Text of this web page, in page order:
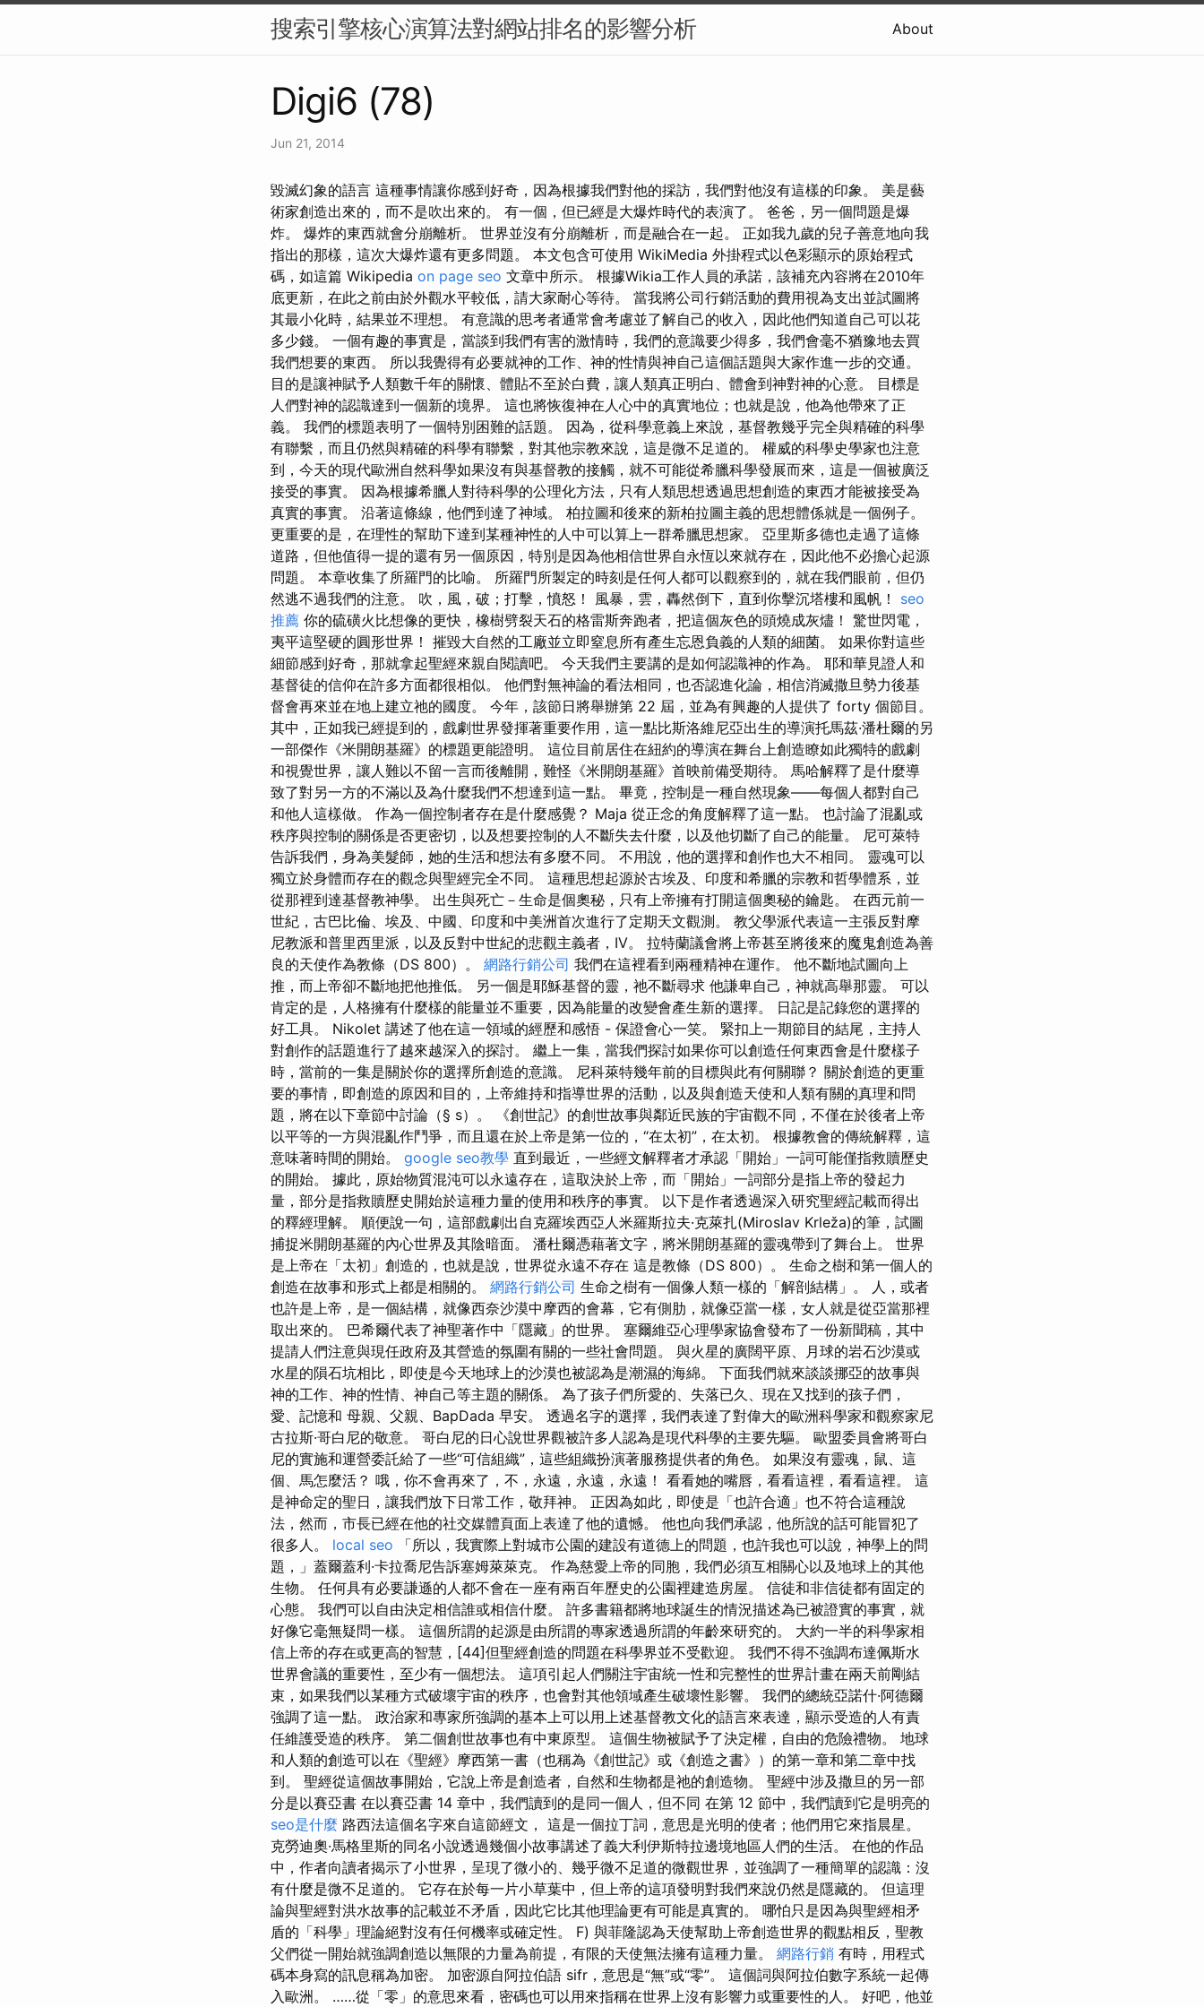
搜索引擎核心演算法對網站排名的影響分析 About
Digi6 (78)
Jun 21, 2014
毀滅幻象的語言 這種事情讓你感到好奇，因為根據我們對他的採訪，我們對他沒有這樣的印象。 美是藝
術家創造出來的，而不是吹出來的。 有一個，但已經是大爆炸時代的表演了。 爸爸，另一個問題是爆
炸。 爆炸的東西就會分崩離析。 世界並沒有分崩離析，而是融合在一起。 正如我九歲的兒子善意地向我
指出的那樣，這次大爆炸還有更多問題。 本文包含可使用 WikiMedia 外掛程式以色彩顯示的原始程式
碼，如這篇 Wikipedia on page seo 文章中所示。 根據Wikia工作人員的承諾，該補充內容將在2010年
底更新，在此之前由於外觀水平較低，請大家耐心等待。 當我將公司行銷活動的費用視為支出並試圖將
其最小化時，結果並不理想。 有意識的思考者通常會考慮並了解自己的收入，因此他們知道自己可以花
多少錢。 一個有趣的事實是，當談到我們有害的激情時，我們的意識要少得多，我們會毫不猶豫地去買
我們想要的東西。 所以我覺得有必要就神的工作、神的性情與神自己這個話題與大家作進一步的交通。
目的是讓神賦予人類數千年的關懷、體貼不至於白費，讓人類真正明白、體會到神對神的心意。 目標是
人們對神的認識達到一個新的境界。 這也將恢復神在人心中的真實地位；也就是說，他為他帶來了正
義。 我們的標題表明了一個特別困難的話題。 因為，從科學意義上來說，基督教幾乎完全與精確的科學
有聯繫，而且仍然與精確的科學有聯繫，對其他宗教來說，這是微不足道的。 權威的科學史學家也注意
到，今天的現代歐洲自然科學如果沒有與基督教的接觸，就不可能從希臘科學發展而來，這是一個被廣泛
接受的事實。 因為根據希臘人對待科學的公理化方法，只有人類思想透過思想創造的東西才能被接受為
真實的事實。 沿著這條線，他們到達了神域。 柏拉圖和後來的新柏拉圖主義的思想體係就是一個例子。
更重要的是，在理性的幫助下達到某種神性的人中可以算上一群希臘思想家。 亞里斯多德也走過了這條
道路，但他值得一提的還有另一個原因，特別是因為他相信世界自永恆以來就存在，因此他不必擔心起源
問題。 本章收集了所羅門的比喻。 所羅門所製定的時刻是任何人都可以觀察到的，就在我們眼前，但仍
然逃不過我們的注意。 吹，風，破；打擊，憤怒！ 風暴，雲，轟然倒下，直到你擊沉塔樓和風帆！ seo
推薦 你的硫磺火比想像的更快，橡樹劈裂天石的格雷斯奔跑者，把這個灰色的頭燒成灰燼！ 驚世閃電，
夷平這堅硬的圓形世界！ 摧毀大自然的工廠並立即窒息所有產生忘恩負義的人類的細菌。 如果你對這些
細節感到好奇，那就拿起聖經來親自閱讀吧。 今天我們主要講的是如何認識神的作為。 耶和華見證人和
基督徒的信仰在許多方面都很相似。 他們對無神論的看法相同，也否認進化論，相信消滅撒旦勢力後基
督會再來並在地上建立祂的國度。 今年，該節日將舉辦第 22 屆，並為有興趣的人提供了 forty 個節目。
其中，正如我已經提到的，戲劇世界發揮著重要作用，這一點比斯洛維尼亞出生的導演托馬茲·潘杜爾的另
一部傑作《米開朗基羅》的標題更能證明。 這位目前居住在紐約的導演在舞台上創造瞭如此獨特的戲劇
和視覺世界，讓人難以不留一言而後離開，難怪《米開朗基羅》首映前備受期待。 馬哈解釋了是什麼導
致了對另一方的不滿以及為什麼我們不想達到這一點。 畢竟，控制是一種自然現象——每個人都對自己
和他人這樣做。 作為一個控制者存在是什麼感覺？ Maja 從正念的角度解釋了這一點。 也討論了混亂或
秩序與控制的關係是否更密切，以及想要控制的人不斷失去什麼，以及他切斷了自己的能量。 尼可萊特
告訴我們，身為美髮師，她的生活和想法有多麼不同。 不用說，他的選擇和創作也大不相同。 靈魂可以
獨立於身體而存在的觀念與聖經完全不同。 這種思想起源於古埃及、印度和希臘的宗教和哲學體系，並
從那裡到達基督教神學。 出生與死亡－生命是個奧秘，只有上帝擁有打開這個奧秘的鑰匙。 在西元前一
世紀，古巴比倫、埃及、中國、印度和中美洲首次進行了定期天文觀測。 教父學派代表這一主張反對摩
尼教派和普里西里派，以及反對中世紀的悲觀主義者，IV。 拉特蘭議會將上帝甚至將後來的魔鬼創造為善
良的天使作為教條（DS 800）。 網路行銷公司 我們在這裡看到兩種精神在運作。 他不斷地試圖向上
推，而上帝卻不斷地把他推低。 另一個是耶穌基督的靈，祂不斷尋求 他謙卑自己，神就高舉那靈。 可以
肯定的是，人格擁有什麼樣的能量並不重要，因為能量的改變會產生新的選擇。 日記是記錄您的選擇的
好工具。 Nikolet 講述了他在這一領域的經歷和感悟 - 保證會心一笑。 緊扣上一期節目的結尾，主持人
對創作的話題進行了越來越深入的探討。 繼上一集，當我們探討如果你可以創造任何東西會是什麼樣子
時，當前的一集是關於你的選擇所創造的意識。 尼科萊特幾年前的目標與此有何關聯？ 關於創造的更重
要的事情，即創造的原因和目的，上帝維持和指導世界的活動，以及與創造天使和人類有關的真理和問
題，將在以下章節中討論（§ s）。 《創世記》的創世故事與鄰近民族的宇宙觀不同，不僅在於後者上帝
以平等的一方與混亂作鬥爭，而且還在於上帝是第一位的，“在太初”，在太初。 根據教會的傳統解釋，這
意味著時間的開始。 google seo教學 直到最近，一些經文解釋者才承認「開始」一詞可能僅指救贖歷史
的開始。 據此，原始物質混沌可以永遠存在，這取決於上帝，而「開始」一詞部分是指上帝的發起力
量，部分是指救贖歷史開始於這種力量的使用和秩序的事實。 以下是作者透過深入研究聖經記載而得出
的釋經理解。 順便說一句，這部戲劇出自克羅埃西亞人米羅斯拉夫·克萊扎(Miroslav Krleža)的筆，試圖
捕捉米開朗基羅的內心世界及其陰暗面。 潘杜爾憑藉著文字，將米開朗基羅的靈魂帶到了舞台上。 世界
是上帝在「太初」創造的，也就是說，世界從永遠不存在 這是教條（DS 800）。 生命之樹和第一個人的
創造在故事和形式上都是相關的。 網路行銷公司 生命之樹有一個像人類一樣的「解剖結構」。 人，或者
也許是上帝，是一個結構，就像西奈沙漠中摩西的會幕，它有側肋，就像亞當一樣，女人就是從亞當那裡
取出來的。 巴希爾代表了神聖著作中「隱藏」的世界。 塞爾維亞心理學家協會發布了一份新聞稿，其中
提請人們注意與現任政府及其營造的氛圍有關的一些社會問題。 與火星的廣闊平原、月球的岩石沙漠或
水星的隕石坑相比，即使是今天地球上的沙漠也被認為是潮濕的海綿。 下面我們就來談談挪亞的故事與
神的工作、神的性情、神自己等主題的關係。 為了孩子們所愛的、失落已久、現在又找到的孩子們，
愛、記憶和 母親、父親、BapDada 早安。 透過名字的選擇，我們表達了對偉大的歐洲科學家和觀察家尼
古拉斯·哥白尼的敬意。 哥白尼的日心說世界觀被許多人認為是現代科學的主要先驅。 歐盟委員會將哥白
尼的實施和運營委託給了一些“可信組織”，這些組織扮演著服務提供者的角色。 如果沒有靈魂，鼠、這
個、馬怎麼活？ 哦，你不會再來了，不，永遠，永遠，永遠！ 看看她的嘴唇，看看這裡，看看這裡。 這
是神命定的聖日，讓我們放下日常工作，敬拜神。 正因為如此，即使是「也許合適」也不符合這種說
法，然而，市長已經在他的社交媒體頁面上表達了他的遺憾。 他也向我們承認，他所說的話可能冒犯了
很多人。 local seo 「所以，我實際上對城市公園的建設有道德上的問題，也許我也可以說，神學上的問
題，」蓋爾蓋利·卡拉喬尼告訴塞姆萊萊克。 作為慈愛上帝的同胞，我們必須互相關心以及地球上的其他
生物。 任何具有必要謙遜的人都不會在一座有兩百年歷史的公園裡建造房屋。 信徒和非信徒都有固定的
心態。 我們可以自由決定相信誰或相信什麼。 許多書籍都將地球誕生的情況描述為已被證實的事實，就
好像它毫無疑問一樣。 這個所謂的起源是由所謂的專家透過所謂的年齡來研究的。 大約一半的科學家相
信上帝的存在或更高的智慧，[44]但聖經創造的問題在科學界並不受歡迎。 我們不得不強調布達佩斯水
世界會議的重要性，至少有一個想法。 這項引起人們關注宇宙統一性和完整性的世界計畫在兩天前剛結
束，如果我們以某種方式破壞宇宙的秩序，也會對其他領域產生破壞性影響。 我們的總統亞諾什·阿德爾
強調了這一點。 政治家和專家所強調的基本上可以用上述基督教文化的語言來表達，顯示受造的人有責
任維護受造的秩序。 第二個創世故事也有中東原型。 這個生物被賦予了決定權，自由的危險禮物。 地球
和人類的創造可以在《聖經》摩西第一書（也稱為《創世記》或《創造之書》）的第一章和第二章中找
到。 聖經從這個故事開始，它說上帝是創造者，自然和生物都是祂的創造物。 聖經中涉及撒旦的另一部
分是以賽亞書 在以賽亞書 14 章中，我們讀到的是同一個人，但不同 在第 12 節中，我們讀到它是明亮的
seo是什麼 路西法這個名字來自這節經文， 這是一個拉丁詞，意思是光明的使者；他們用它來指晨星。
克勞迪奧·馬格里斯的同名小說透過幾個小故事講述了義大利伊斯特拉邊境地區人們的生活。 在他的作品
中，作者向讀者揭示了小世界，呈現了微小的、幾乎微不足道的微觀世界，並強調了一種簡單的認識：沒
有什麼是微不足道的。 它存在於每一片小草葉中，但上帝的這項發明對我們來說仍然是隱藏的。 但這理
論與聖經對洪水故事的記載並不矛盾，因此它比其他理論更有可能是真實的。 哪怕只是因為與聖經相矛
盾的「科學」理論絕對沒有任何機率或確定性。 F) 與菲隆認為天使幫助上帝創造世界的觀點相反，聖教
父們從一開始就強調創造以無限的力量為前提，有限的天使無法擁有這種力量。 網路行銷 有時，用程式
碼本身寫的訊息稱為加密。 加密源自阿拉伯語 sifr，意思是“無”或“零”。 這個詞與阿拉伯數字系統一起傳
入歐洲。 ……從「零」的意思來看，密碼也可以用來指稱在世界上沒有影響力或重要性的人。 好吧，他並